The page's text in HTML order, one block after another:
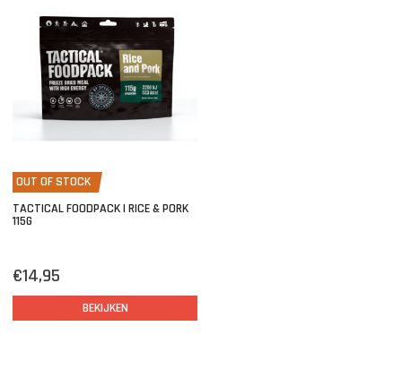
OUT OF STOCK
TACTICAL FOODPACK | RICE & PORK
115G
€14,95
BEKIJKEN